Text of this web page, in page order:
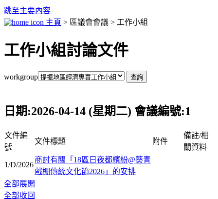
跳至主要內容
主頁 > 區議會會議 > 工作小組
工作小組討論文件
workgroup
日期:2026-04-14 (星期二) 會議編號:1
文件編
號
文件標題 附件
備註/相
關資料
1/D/2026
商討有關「18區日夜都繽紛@葵青
戲棚傳統文化節2026」的安排
全部展開
全部收回